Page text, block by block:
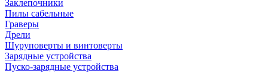
Заклепочники
Пилы сабельные
Граверы
Дрели
Шуруповерты и винтоверты
Зарядные устройства
Пуско-зарядные устройства